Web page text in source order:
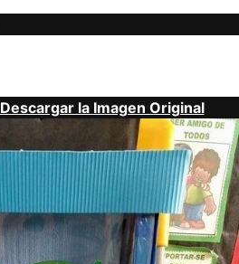
Descargar la Imagen Original